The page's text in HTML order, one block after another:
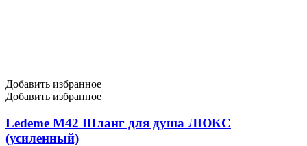
Добавить избранное
Добавить избранное
Ledeme M42 Шланг для душа ЛЮКС
(усиленный)